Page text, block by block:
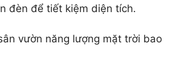
đèn để tiết kiệm diện tích.
vườn năng lượng mặt trời bao